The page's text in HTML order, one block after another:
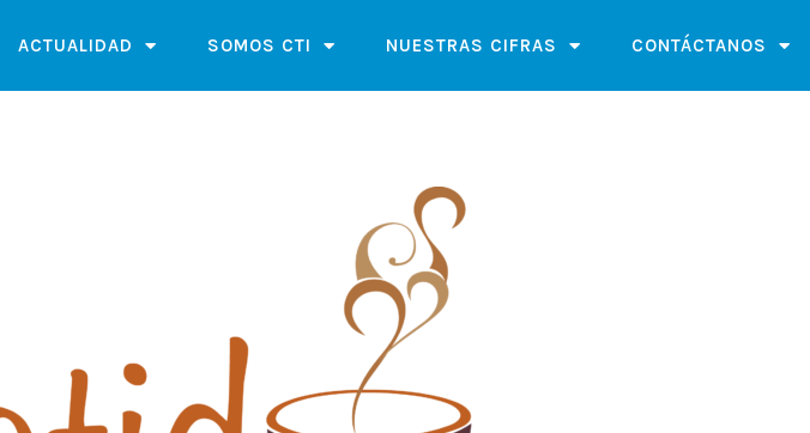
ACTUALIDAD SOMOS CTI NUESTRAS CIFRAS CONTÁCTANOS